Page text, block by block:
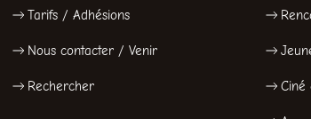
Tarifs / Adhésions
Nous contacter / Venir
Rechercher Ciné